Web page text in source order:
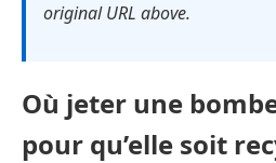
original URL above.
Où jeter une
pour qu’elle soit